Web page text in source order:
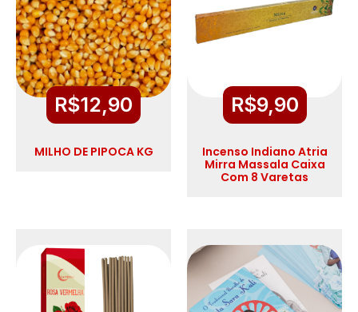
R$12,90
MILHO DE PIPOCA KG
R$9,90
Incenso Indiano Atria
Mirra Massala Caixa
Com 8 Varetas